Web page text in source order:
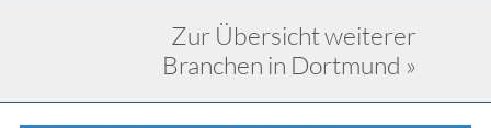
Zur Übersicht weiterer
Branchen in Dortmund »